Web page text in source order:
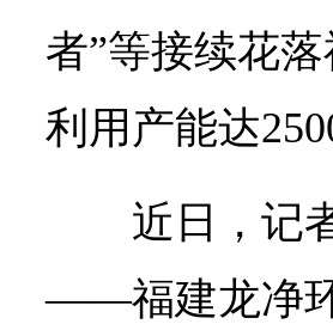
者”等接续花
利用产能达
近日，记
——福建龙净